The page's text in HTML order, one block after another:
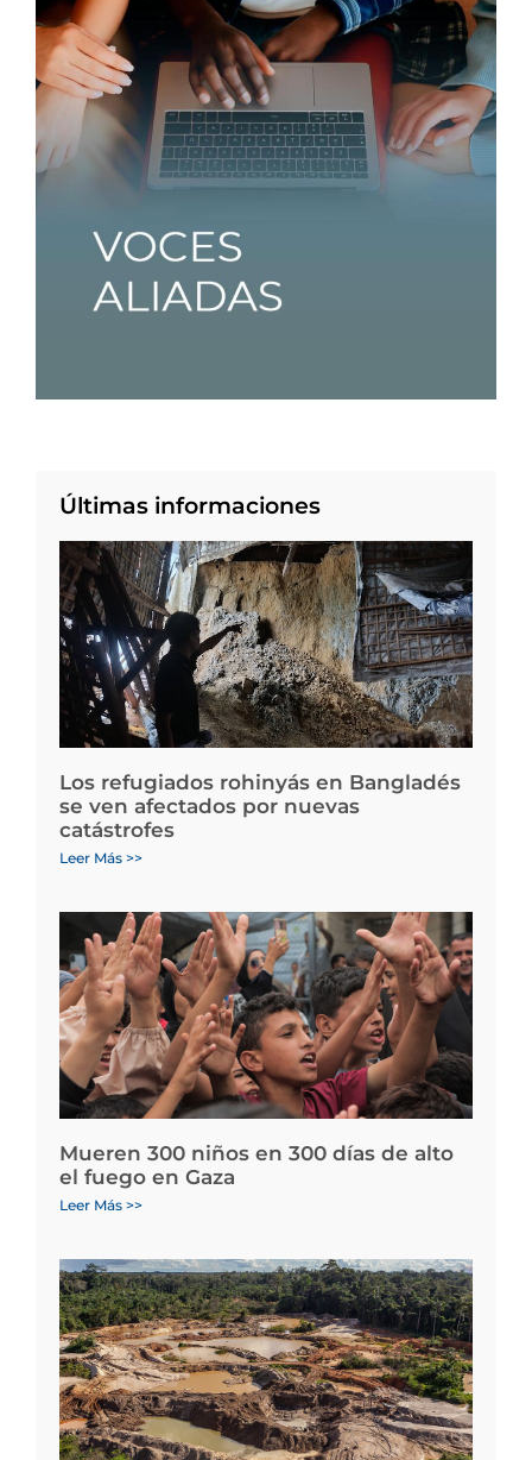
Últimas informaciones
Los refugiados rohinyás en Bangladés
se ven afectados por nuevas
catástrofes
Leer Más >>
Mueren 300 niños en 300 días de alto
el fuego en Gaza
Leer Más >>